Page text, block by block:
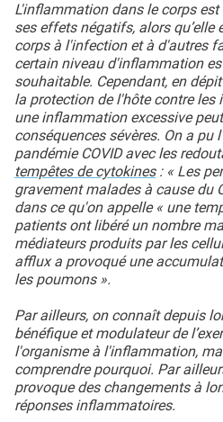
L'inflammation dans le corps
ses effets négatifs, alors qu’elle
corps à l'infection et à d'autres
certain niveau d'inflammation
souhaitable. Cependant, en
la protection de l'hôte contre les
une inflammation excessive
conséquences sévères. On a pu
pandémie COVID avec les
tempêtes de cytokines: « Les
gravement malades à cause du
dans ce qu'on appelle « une
patients ont libéré un nombre
médiateurs produits par les
afflux a provoqué une
les poumons ».
Par ailleurs, on connaît depuis
bénéfique et modulateur de
l'organisme à l'inflammation,
comprendre pourquoi. Par
provoque des changements à
réponses inflammatoires.